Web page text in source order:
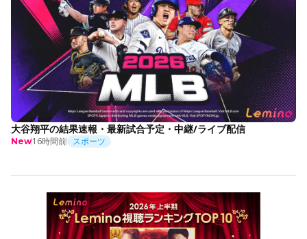
大谷翔平の結果速報・最新試合予定・中継/ライブ配信
New16時間前 スポーツ